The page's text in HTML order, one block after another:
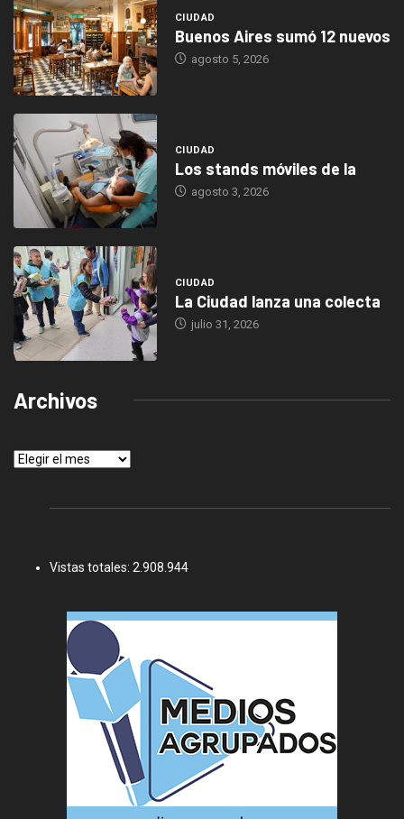
CIUDAD
Buenos Aires sumó 12 nuevos
agosto 5, 2026
CIUDAD
Los stands móviles de la
agosto 3, 2026
CIUDAD
La Ciudad lanza una colecta
julio 31, 2026
Archivos
Archivos
Vistas totales: 2.908.944